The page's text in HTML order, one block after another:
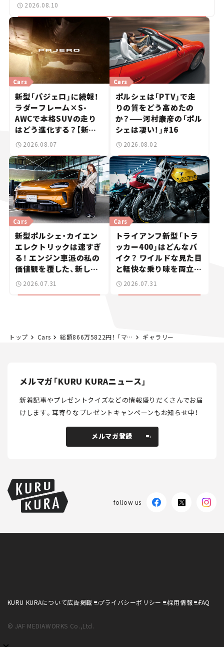
2026.08.10
新型「パジェロ」に続報！
ラダーフレーム×S-
AWCで本格SUVの走り
はどう進化する？【新車
ニュース】
Cars
2026.08.07
ポルシェは「PTV」で走
りの質をどう高めたの
か？——河村康彦の「ポル
シェは凄い！」#16
Cars
2026.08.02
新型ポルシェ・カイエン
エレクトリックは速すぎ
る！ エンジン車派の私の
価値観を覆した、新しい
ポルシェの走り。
Cars
2026.07.31
トライアンフ新型「トラ
ッカー400」はどんなバ
イク？ ワイルドな見た目
と軽快な乗り味を両立し
た400ccフラットトラッ
Cars
2026.07.31
トップ Cars 総額866万5822円！ 「マツダ スピリット レーシング ロードスター 12R」は普通のロードスターと何が違うのか？ コアモデルオーナーが感じた魅力と弱点、そのリアルな評価とは？【試乗レビュー】 ギャラリー
メルマガ「KURU KURAニュース」
新着記事やプレゼントクイズなどの情報盛りだくさんでお届
けします。耳寄りなプレゼントキャンペーンもお知らせ中！
メルマガ登録
follow us
KURU KURAについて広告掲載 プライバシーポリシー 採用情報 FAQ
© JAF MEDIAWORKS Co.,Ltd.